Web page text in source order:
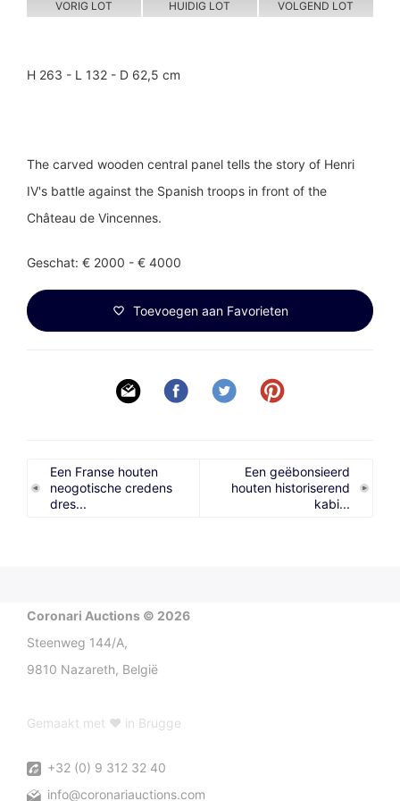
VORIG LOT HUIDIG LOT VOLGEND LOT
H 263 - L 132 - D 62,5 cm
The carved wooden central panel tells the story of Henri
IV's battle against the Spanish troops in front of the
Château de Vincennes.
Geschat: € 2000 - € 4000
Toevoegen aan Favorieten
Een Franse houten
neogotische credens
dres...
Een geëbonsieerd
houten historiserend
kabi...
Coronari Auctions © 2026
Steenweg 144/A,
9810 Nazareth, België
Gemaakt met ♥ in Brugge
+32 (0) 9 312 32 40
info@coronariauctions.com